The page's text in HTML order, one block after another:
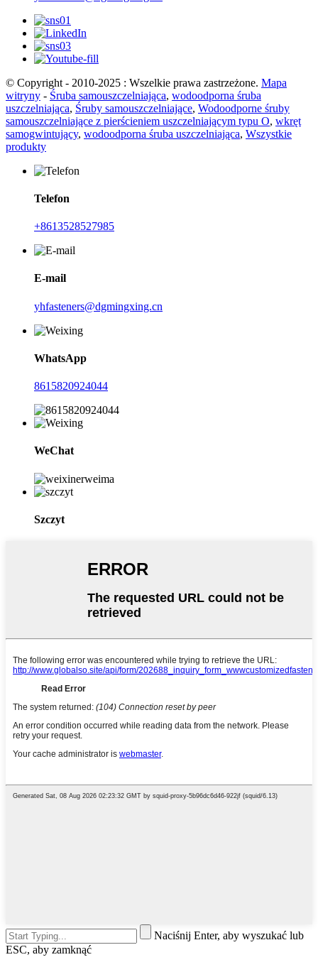
© Copyright - 2010-2025 : Wszelkie prawa zastrzeżone. Mapa
witryny - Śruba samouszczelniająca, wodoodporna śruba
uszczelniająca, Śruby samouszczelniające, Wodoodporne śruby
samouszczelniające z pierścieniem uszczelniającym typu O, wkręt
samogwintujący, wodoodporna śruba uszczelniająca, Wszystkie
produkty
Telefon
+8613528527985
E-mail
yhfasteners@dgmingxing.cn
WhatsApp
8615820924044
WeChat
Szczyt
Naciśnij Enter, aby wyszukać lub
ESC, aby zamknąć